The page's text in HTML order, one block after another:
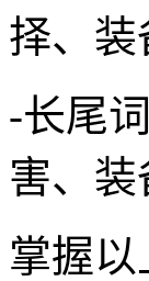
择、
-长尾
害、
掌握